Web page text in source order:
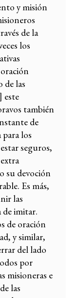
y misión
de la
los
de las
este
también
de
los
seguros,
su devoción
Es más,
las
de imitar.
de oración
y similar,
del lado
por
misioneras e
las